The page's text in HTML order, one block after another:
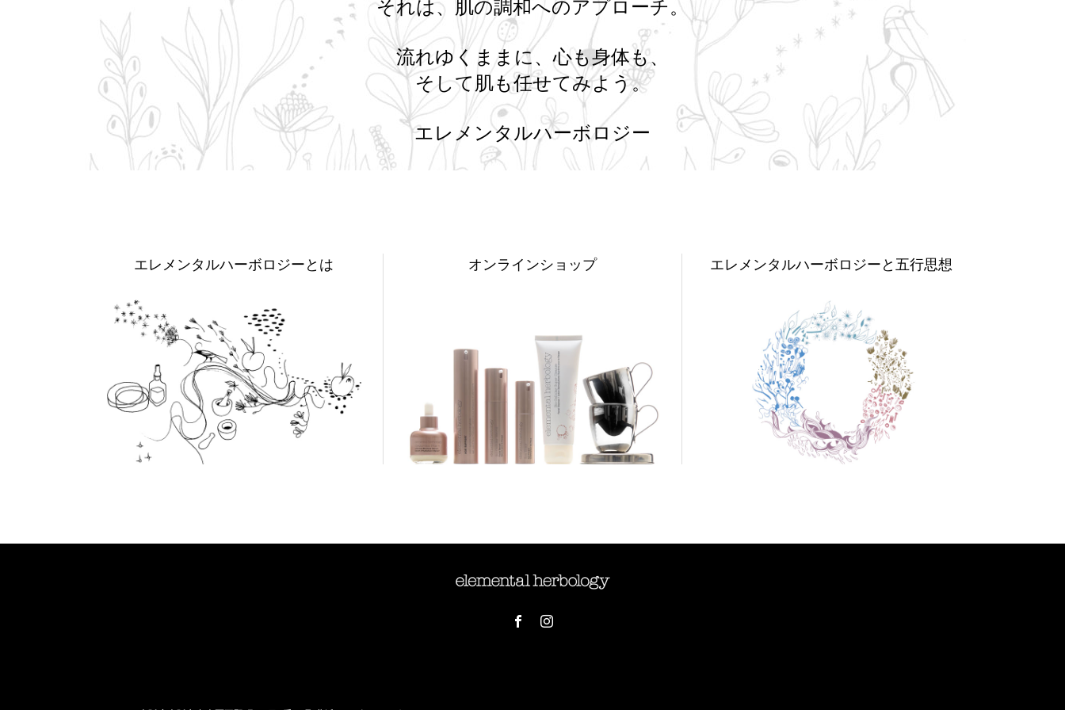
それは、肌の調和へのアプローチ。
流れゆくままに、心も身体も、
そして肌も任せてみよう。
エレメンタルハーボロジー
エレメンタルハーボロジーとは オンラインショップ エレメンタルハーボロジーと五行思想